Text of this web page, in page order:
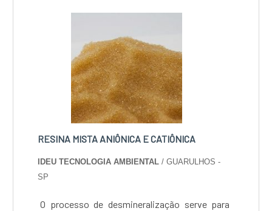
RESINA MISTA ANIÔNICA E CATIÔNICA
IDEU TECNOLOGIA AMBIENTAL / GUARULHOS -
SP
O processo de desmineralização serve para